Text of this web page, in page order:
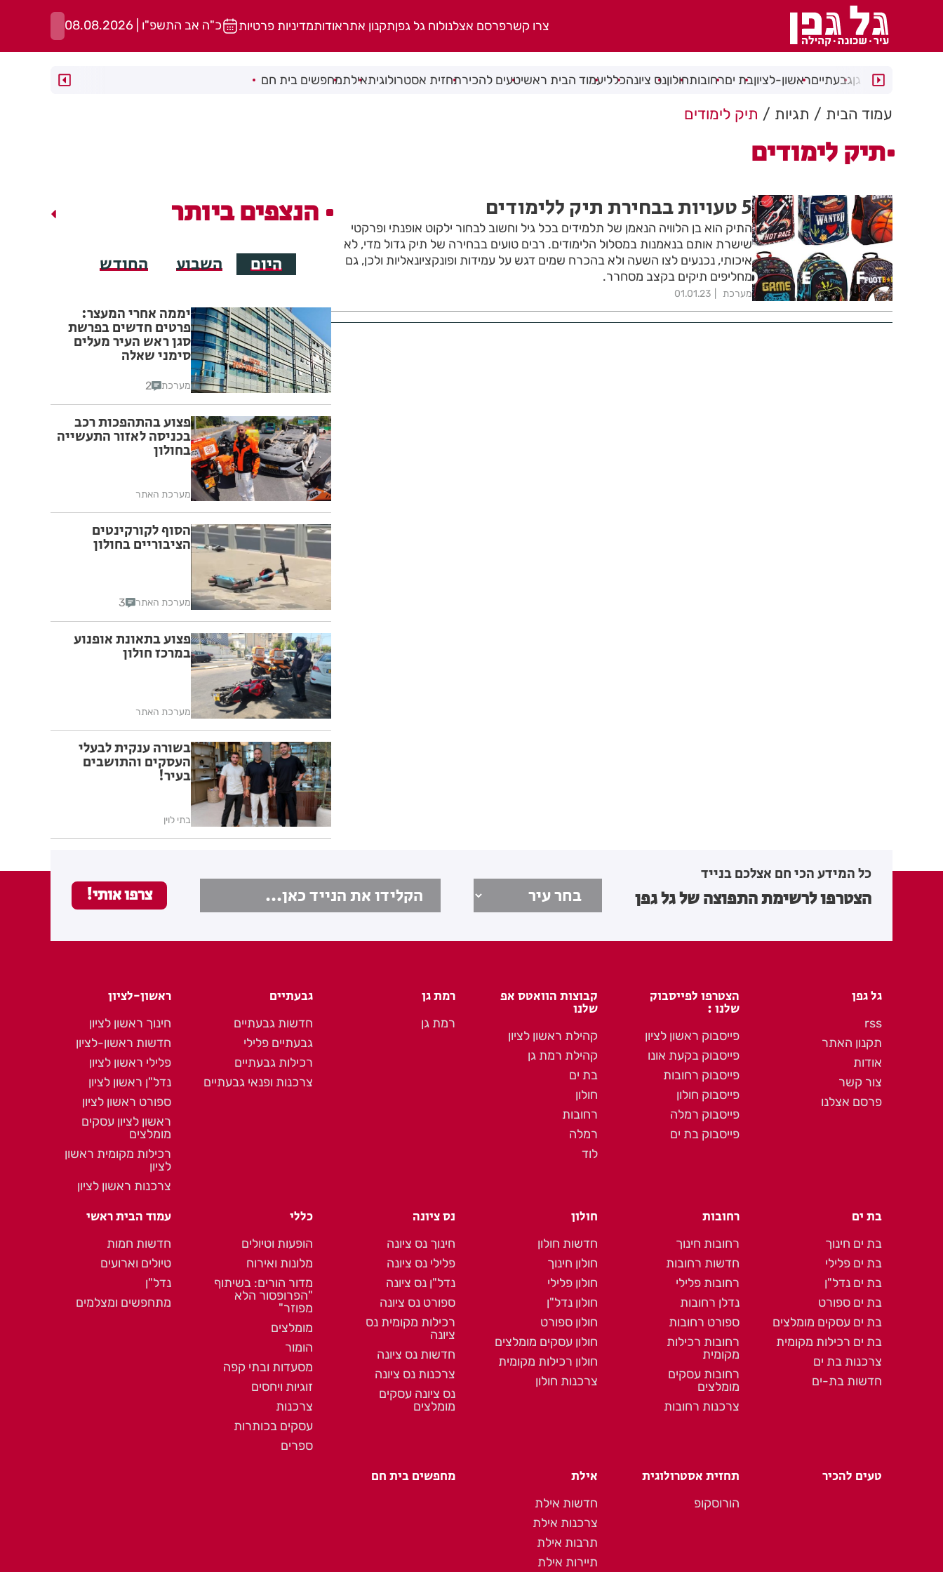
צרו קשרפרסם אצלנולוח גל גפןתקנון אתראודותמדיניות פרטיות כ"ה אב התשפ"ו | 08.08.2026
רמת גןגבעתייםראשון-לציוןבת יםרחובותחולוןנס ציונהכלליעמוד הבית ראשיטעים להכירתחזית אסטרולוגיתאילתמחפשים בית חם
עמוד הבית תגיות תיק לימודים
תיק לימודים
5 טעויות בבחירת תיק ללימודים
התיק הוא בן הלוויה הנאמן של תלמידים בכל גיל וחשוב לבחור ילקוט אופנתי ופרקטי
שישרת אותם בנאמנות במסלול הלימודים. רבים טועים בבחירה של תיק גדול מדי, לא
איכותי, נכנעים לצו השעה ולא בהכרח שמים דגש על עמידות ופונקציונאליות ולכן, גם
מחליפים תיקים בקצב מסחרר.
מערכת 01.01.23
הנצפים ביותר
היום השבוע החודש
יממה אחרי המעצר:
פרטים חדשים בפרשת
סגן ראש העיר מעלים
סימני שאלה
מערכת 2
פצוע בהתהפכות רכב
בכניסה לאזור התעשייה
בחולון
מערכת האתר
הסוף לקורקינטים
הציבוריים בחולון
מערכת האתר 3
פצוע בתאונת אופנוע
במרכז חולון
מערכת האתר
בשורה ענקית לבעלי
העסקים והתושבים
בעיר!
בתי לוין
כל המידע הכי חם אצלכם בנייד
הצטרפו לרשימת התפוצה של גל גפן
גל גפן
rss
תקנון האתר
אודות
צור קשר
פרסם אצלנו
הצטרפו לפייסבוק
שלנו :
פייסבוק ראשון לציון
פייסבוק בקעת אונו
פייסבוק רחובות
פייסבוק חולון
פייסבוק רמלה
פייסבוק בת ים
קבוצות הוואטס אפ
שלנו
קהילת ראשון לציון
קהילת רמת גן
בת ים
חולון
רחובות
רמלה
לוד
רמת גן
רמת גן
גבעתיים
חדשות גבעתיים
גבעתיים פלילי
רכילות גבעתיים
צרכנות ופנאי גבעתיים
ראשון-לציון
חינוך ראשון לציון
חדשות ראשון-לציון
פלילי ראשון לציון
נדל"ן ראשון לציון
ספורט ראשון לציון
ראשון לציון עסקים
מומלצים
רכילות מקומית ראשון
לציון
צרכנות ראשון לציון
בת ים
בת ים חינוך
בת ים פלילי
בת ים נדל"ן
בת ים ספורט
בת ים עסקים מומלצים
בת ים רכילות מקומית
צרכנות בת ים
חדשות בת-ים
רחובות
רחובות חינוך
חדשות רחובות
רחובות פלילי
נדלן רחובות
ספורט רחובות
רחובות רכילות
מקומית
רחובות עסקים
מומלצים
צרכנות רחובות
חולון
חדשות חולון
חולון חינוך
חולון פלילי
חולון נדל"ן
חולון ספורט
חולון עסקים מומלצים
חולון רכילות מקומית
צרכנות חולון
נס ציונה
חינוך נס ציונה
פלילי נס ציונה
נדל"ן נס ציונה
ספורט נס ציונה
רכילות מקומית נס
ציונה
חדשות נס ציונה
צרכנות נס ציונה
נס ציונה עסקים
מומלצים
כללי
הופעות וטיולים
מלונות ואירוח
מדור הורים: בשיתוף
"הפרופסור הלא
מפוזר"
מומלצים
הומור
מסעדות ובתי קפה
זוגיות ויחסים
צרכנות
עסקים בכותרות
ספרים
עמוד הבית ראשי
חדשות חמות
טיולים וארועים
נדל"ן
מתחפשים ומצלמים
טעים להכיר תחזית אסטרולוגית
הורוסקופ
אילת
חדשות אילת
צרכנות אילת
תרבות אילת
תיירות אילת
מחפשים בית חם